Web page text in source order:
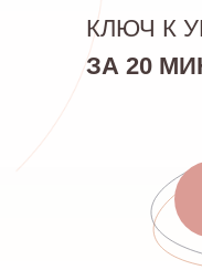
КЛЮЧ К
ЗА 20